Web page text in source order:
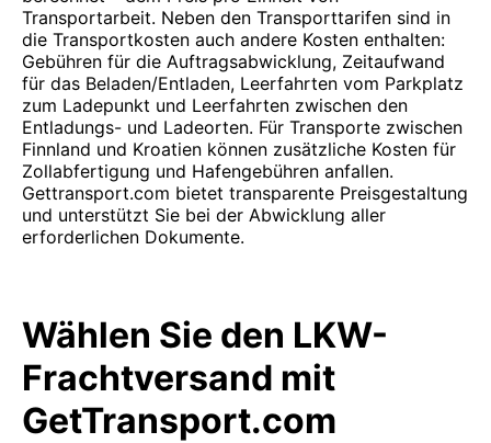
Transportarbeit. Neben den Transporttarifen sind in
die Transportkosten auch andere Kosten enthalten:
Gebühren für die Auftragsabwicklung, Zeitaufwand
für das Beladen/Entladen, Leerfahrten vom Parkplatz
zum Ladepunkt und Leerfahrten zwischen den
Entladungs- und Ladeorten. Für Transporte zwischen
Finnland und Kroatien können zusätzliche Kosten für
Zollabfertigung und Hafengebühren anfallen.
Gettransport.com bietet transparente Preisgestaltung
und unterstützt Sie bei der Abwicklung aller
erforderlichen Dokumente.
Wählen Sie den LKW-
Frachtversand mit
GetTransport.com